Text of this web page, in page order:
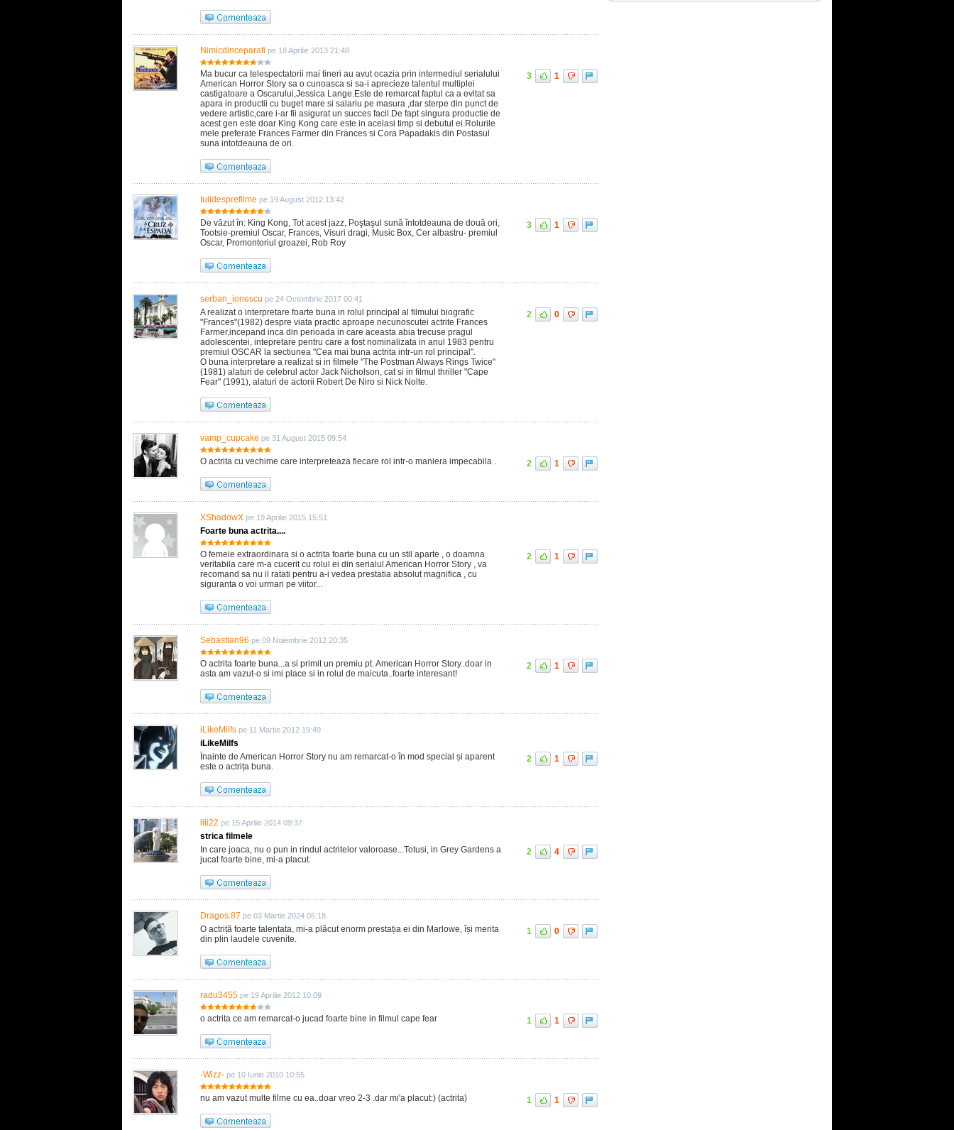
Nimicdinceparafi pe 18 Aprilie 2013 21:48
Ma bucur ca telespectatorii mai tineri au avut ocazia prin intermediul serialului
American Horror Story sa o cunoasca si sa-i aprecieze talentul multiplei
castigatoare a Oscarului,Jessica Lange.Este de remarcat faptul ca a evitat sa
apara in productii cu buget mare si salariu pe masura ,dar sterpe din punct de
vedere artistic,care i-ar fii asigurat un succes facil.De fapt singura productie de
acest gen este doar King Kong care este in acelasi timp si debutul ei.Rolurile
mele preferate Frances Farmer din Frances si Cora Papadakis din Postasul
suna intotdeauna de ori.
3 1
Iulidesprefilme pe 19 August 2012 13:42
De văzut în: King Kong, Tot acest jazz, Poştaşul sună întotdeauna de două ori,
Tootsie-premiul Oscar, Frances, Visuri dragi, Music Box, Cer albastru- premiul
Oscar, Promontoriul groazei, Rob Roy
3 1
serban_ionescu pe 24 Octombrie 2017 00:41
A realizat o interpretare foarte buna in rolul principal al filmului biografic
"Frances"(1982) despre viata practic aproape necunoscutei actrite Frances
Farmer,incepand inca din perioada in care aceasta abia trecuse pragul
adolescentei, intepretare pentru care a fost nominalizata in anul 1983 pentru
premiul OSCAR la sectiunea "Cea mai buna actrita intr-un rol principal".
O buna interpretare a realizat si in filmele "The Postman Always Rings Twice"
(1981) alaturi de celebrul actor Jack Nicholson, cat si in filmul thriller "Cape
Fear" (1991), alaturi de actorii Robert De Niro si Nick Nolte.
2 0
vamp_cupcake pe 31 August 2015 09:54
O actrita cu vechime care interpreteaza fiecare rol intr-o maniera impecabila . 2 1
XShadowX pe 19 Aprilie 2015 15:51
Foarte buna actrita....
O femeie extraordinara si o actrita foarte buna cu un stil aparte , o doamna
veritabila care m-a cucerit cu rolul ei din serialul American Horror Story , va
recomand sa nu il ratati pentru a-i vedea prestatia absolut magnifica , cu
siguranta o voi urmari pe viitor...
2 1
Sebastian96 pe 09 Noiembrie 2012 20:35
O actrita foarte buna...a si primit un premiu pt. American Horror Story..doar in
asta am vazut-o si imi place si in rolul de maicuta..foarte interesant!
2 1
iLikeMilfs pe 11 Martie 2012 19:49
iLikeMilfs
Înainte de American Horror Story nu am remarcat-o în mod special și aparent
este o actrița buna.
2 1
lili22 pe 15 Aprilie 2014 09:37
strica filmele
In care joaca, nu o pun in rindul actritelor valoroase...Totusi, in Grey Gardens a
jucat foarte bine, mi-a placut.
2 4
Dragos.87 pe 03 Martie 2024 05:18
O actriță foarte talentata, mi-a plăcut enorm prestația ei din Marlowe, își merita
din plin laudele cuvenite.
1 0
radu3455 pe 19 Aprilie 2012 10:09
o actrita ce am remarcat-o jucad foarte bine in filmul cape fear 1 1
-Wizz- pe 10 Iunie 2010 10:55
nu am vazut multe filme cu ea..doar vreo 2-3 .dar mi'a placut:) (actrita) 1 1